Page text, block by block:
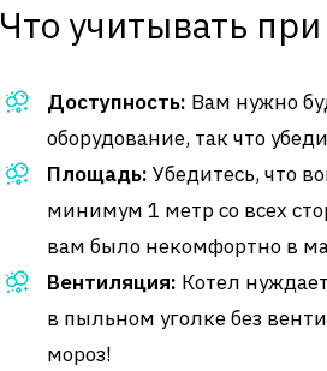
Что учитывать
Доступность: Вам нужно
оборудование, так что
Площадь: Убедитесь, что
минимум 1 метр со всех
вам было некомфортно в
Вентиляция: Котел
в пыльном уголке без
мороз!